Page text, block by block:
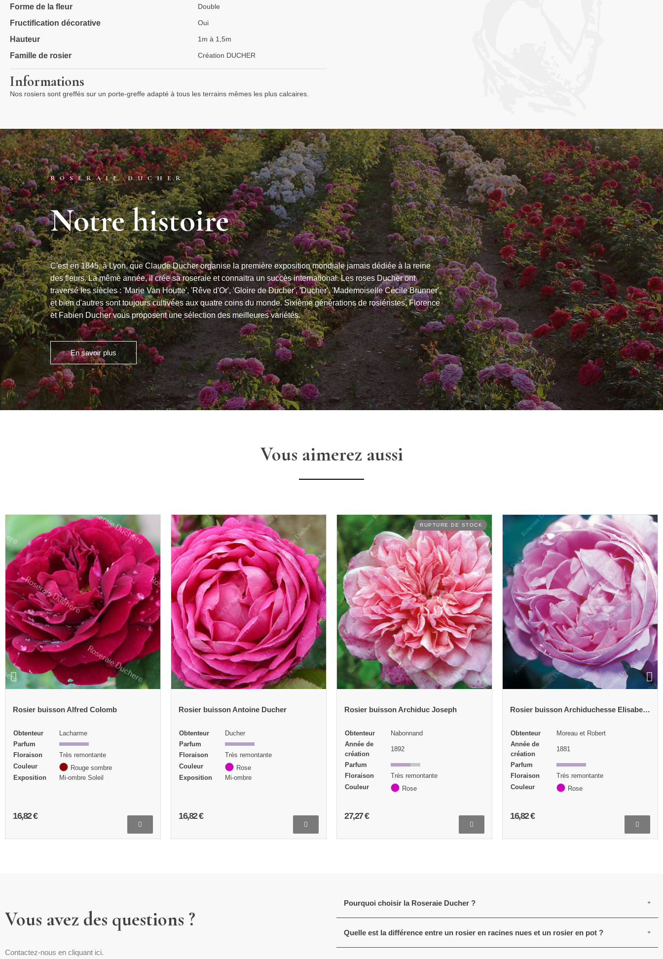
Forme de la fleur Double
Fructification décorative Oui
Hauteur 1m à 1,5m
Famille de rosier Création DUCHER
Informations
Nos rosiers sont greffés sur un porte-greffe adapté à tous les terrains mêmes les plus calcaires.
ROSERAIE DUCHER
Notre histoire
C'est en 1845, à Lyon, que Claude Ducher organise la première exposition mondiale jamais dédiée à la reine
des fleurs. La même année, il crée sa roseraie et connaitra un succès international. Les roses Ducher ont
traversé les siècles : 'Marie Van Houtte', 'Rêve d'Or', 'Gloire de Ducher', 'Ducher', 'Mademoiselle Cécile Brunner',
et bien d'autres sont toujours cultivées aux quatre coins du monde. Sixième générations de rosiéristes, Florence
et Fabien Ducher vous proposent une sélection des meilleures variétés.
En savoir plus
Vous aimerez aussi
Rosier buisson Antoine Ducher
Obtenteur
Ducher
Parfum
Floraison
Très remontante
Couleur
Rose
Exposition
Mi-ombre
16,82 €
RUPTURE DE STOCK
Rosier buisson Archiduc Joseph
Obtenteur
Nabonnand
Année de
création
Parfum
Floraison
Très remontante
27,27 €
Obtenteur
Moreau et Robert
Année de
création
1881
Parfum
Floraison
Très remontante
Couleur
Rose
16,82 €
Rosier buisson Ardoisée de Lyon
Année de
création
Parfum
Floraison
Très remontante
Couleur
Rose
Exposition
Mi-ombre Soleil
16,82 €
Vous avez des questions ?
Contactez-nous en cliquant ici.
Pourquoi choisir la Roseraie Ducher ?
Quelle est la différence entre un rosier en racines nues et un rosier en pot ?